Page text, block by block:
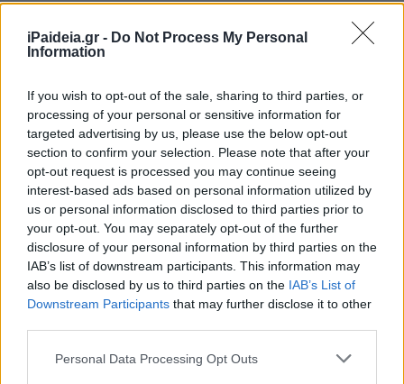
iPaideia.gr - Do Not Process My Personal
Information
If you wish to opt-out of the sale, sharing to third parties, or
processing of your personal or sensitive information for
targeted advertising by us, please use the below opt-out
section to confirm your selection. Please note that after your
opt-out request is processed you may continue seeing
interest-based ads based on personal information utilized by
us or personal information disclosed to third parties prior to
your opt-out. You may separately opt-out of the further
disclosure of your personal information by third parties on the
IAB’s list of downstream participants. This information may
also be disclosed by us to third parties on the IAB’s List of
Downstream Participants that may further disclose it to other
Please note that this website/app uses one or more Google
Personal Data Processing Opt Outs